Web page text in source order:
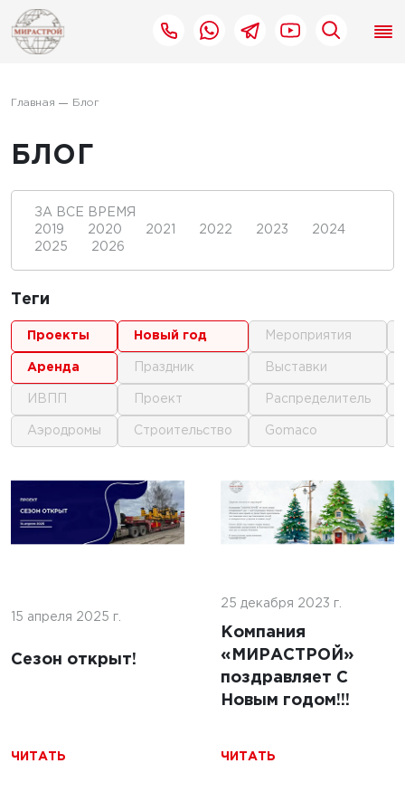
Главная Блог
БЛОГ
15 апреля 2025 г.
Сезон открыт!
ЧИТАТЬ
25 декабря 2023 г.
Компания
«МИРАСТРОЙ»
поздравляет С
Новым годом!!!
ЧИТАТЬ
16 июня 2025 г.
современные
подходы и
технологии
ЗА ВСЕ ВРЕМЯ
2019
2020 2021 2022 2023
2024
2025
2026
Теги
проекты
аренда
ИВПП
аэродромы
новый год
праздник
проект
строительство
мероприятия
выставки
распределитель
gomaco